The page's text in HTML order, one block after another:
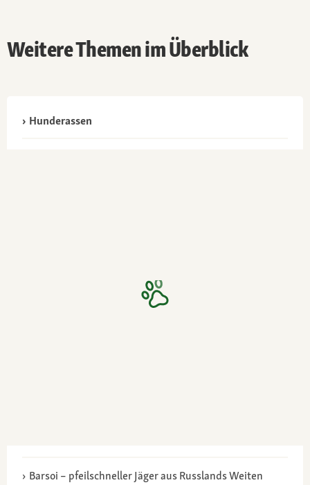
Weitere Themen im Überblick
Hunderassen
Barsoi – pfeilschneller Jäger aus Russlands Weiten